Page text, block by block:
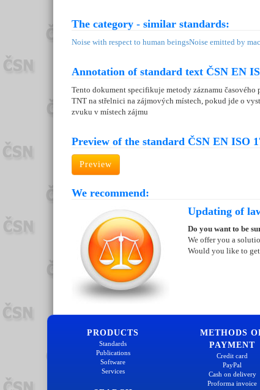
The category - similar standards:
Noise with respect to human beingsNoise emitted by
Annotation of standard text ČSN EN
Tento dokument specifikuje metody záznamu
TNT na střelnici na zájmových místech, pokud jde o
zvuku v místech zájmu
Preview of the standard ČSN EN ISO
Preview
We recommend:
Updating of
Do you want to be
We offer you a
Would you like to
PRODUCTS
Standards
Publications
Software
Services
METHODS
PAYMENT
Credit card
PayPal
Cash on delivery
Proforma invoice